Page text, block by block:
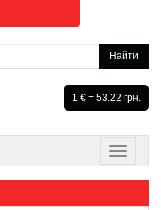
Найти
1 € = 53.22 грн.